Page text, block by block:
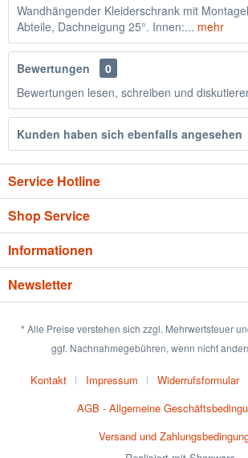
Wandhängender Kleiderschrank mit
Abteile, Dachneigung 25°. Innen:... mehr
Bewertungen
0
Bewertungen lesen, schreiben und
Kunden haben sich ebenfalls angesehen
Service Hotline
Shop Service
Informationen
Newsletter
* Alle Preise verstehen sich zzgl. Mehrwertsteuer
ggf. Nachnahmegebühren, wenn nicht
Kontakt Impressum Widerrufsformular
AGB - Allgemeine
Versand und